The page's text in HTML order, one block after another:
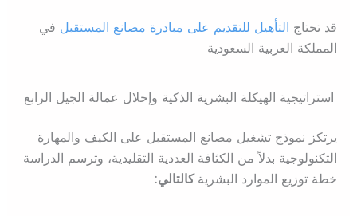
قد تحتاج التأهيل للتقديم على مبادرة مصانع المستقبلفي
المملكة العربية السعودية
استراتيجية الهيكلة البشرية الذكية وإحلال عمالة الجيل الرابع
يرتكز نموذج تشغيل مصانع المستقبل على الكيف والمهارة
التكنولوجية بدلاً من الكثافة العددية التقليدية، وترسم الدراسة
خطة توزيع الموارد البشريةكالتالي: